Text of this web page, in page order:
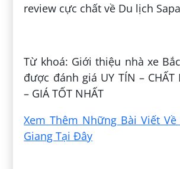
review cực chất về Du lịch
Từ khoá: Giới thiệu nhà xe
được đánh giá UY TÍN – CHẤT
– GIÁ TỐT NHẤT
Xem Thêm Những Bài Viết
Giang Tại Đây